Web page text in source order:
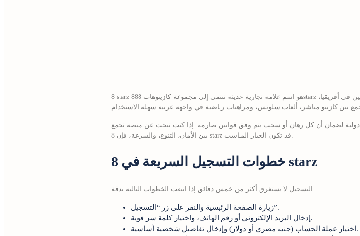
8 starz هو اسم علامة تجارية حديثة تنتمي إلى مجموعة كازينوهات 888starz المتخصصة في تقديم تجارب ألعاب القمار عبر الإنترنت للمستخدمين في أفريقيا،
دولية لضمان أن كل رهان أو سحب يتم وفق قوانين صارمة. إذا كنت تبحث عن منصة تجمع
بين الأمان، التنوع، والسرعة، فإن 8 starz قد تكون الخيار المناسب.
خطوات التسجيل السريعة في 8 starz
التسجيل لا يستغرق أكثر من خمس دقائق إذا اتبعت الخطوات التالية بدقة:
زيارة الصفحة الرئيسية والنقر على زر “التسجيل”.
إدخال البريد الإلكتروني أو رقم الهاتف، واختيار كلمة سر قوية.
اختيار عملة الحساب (جنيه مصري أو دولار) وإدخال تفاصيل شخصية أساسية.